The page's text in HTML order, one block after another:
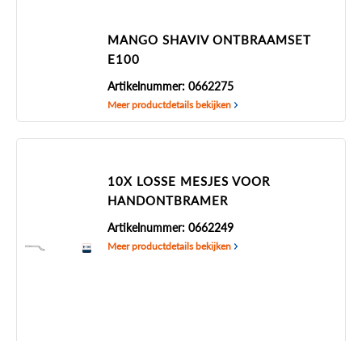
MANGO SHAVIV ONTBRAAMSET
E100
Artikelnummer: 0662275
Meer productdetails bekijken
10X LOSSE MESJES VOOR
HANDONTBRAMER
Artikelnummer: 0662249
Meer productdetails bekijken